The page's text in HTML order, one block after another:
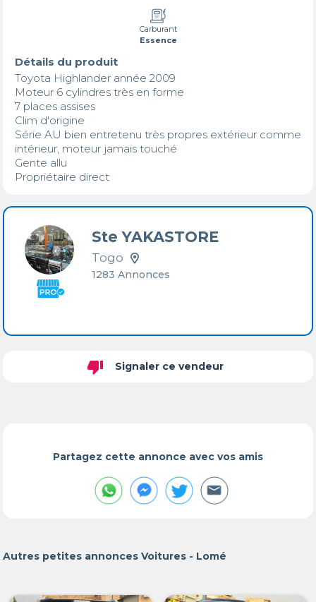
Carburant
Essence
Détails du produit
Toyota Highlander année 2009
Moteur 6 cylindres très en forme
7 places assises
Clim d'origine
Série AU bien entretenu très propres extérieur comme
intérieur, moteur jamais touché
Gente allu
Ste YAKASTORE
Togo
1283 Annonces
thumb_down Signaler ce vendeur
Partagez cette annonce avec vos amis
Autres petites annonces Voitures - Lomé